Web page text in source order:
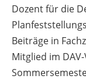
Dozent für die
Beiträge in
Mitglied im